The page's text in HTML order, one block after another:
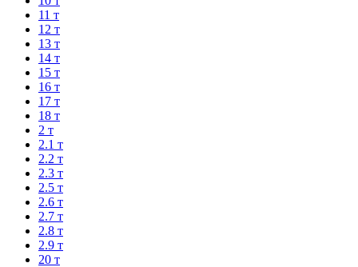
11 т
12 т
13 т
14 т
15 т
16 т
17 т
18 т
2 т
2.1 т
2.2 т
2.3 т
2.5 т
2.6 т
2.7 т
2.8 т
2.9 т
20 т